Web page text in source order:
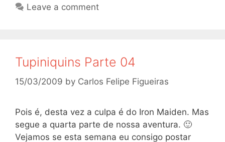
Leave a comment
Tupiniquins Parte 04
15/03/2009 by Carlos Felipe Figueiras
Pois é, desta vez a culpa é do Iron Maiden. Mas
segue a quarta parte de nossa aventura. 🙂
Vejamos se esta semana eu consigo postar